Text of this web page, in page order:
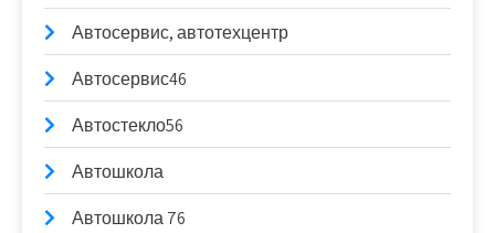
Автосервис, автотехцентр
Автосервис46
Автостекло56
Автошкола
Автошкола 76